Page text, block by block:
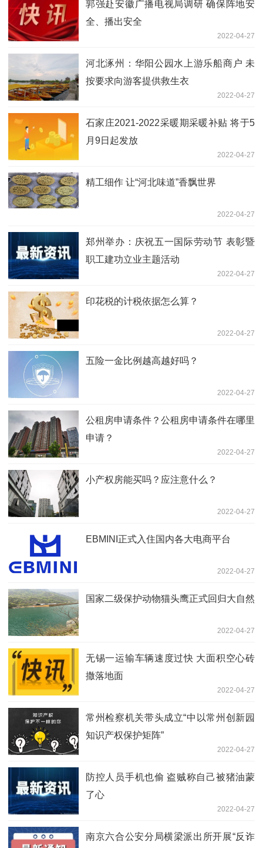
郭强赴安徽广播电视局调研 确保阵地安
全、播出安全
2022-04-27
河北涿州：华阳公园水上游乐船商户 未
按要求向游客提供救生衣
2022-04-27
石家庄2021-2022采暖期采暖补贴 将于5
月9日起发放
2022-04-27
精工细作 让“河北味道”香飘世界
2022-04-27
郑州举办：庆祝五一国际劳动节 表彰暨
职工建功立业主题活动
2022-04-27
印花税的计税依据怎么算？
2022-04-27
五险一金比例越高越好吗？
2022-04-27
公租房申请条件？公租房申请条件在哪里
申请？
2022-04-27
小产权房能买吗？应注意什么？
2022-04-27
EBMINI正式入住国内各大电商平台
2022-04-27
国家二级保护动物猫头鹰正式回归大自然
2022-04-27
无锡一运输车辆速度过快 大面积空心砖
撒落地面
2022-04-27
常州检察机关带头成立“中以常州创新园
知识产权保护矩阵”
2022-04-27
防控人员手机也偷 盗贼称自己被猪油蒙
了心
2022-04-27
南京六合公安分局横梁派出所开展“反诈